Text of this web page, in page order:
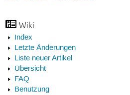
Wiki
Index
Letzte Änderungen
Liste neuer Artikel
Übersicht
FAQ
Benutzung